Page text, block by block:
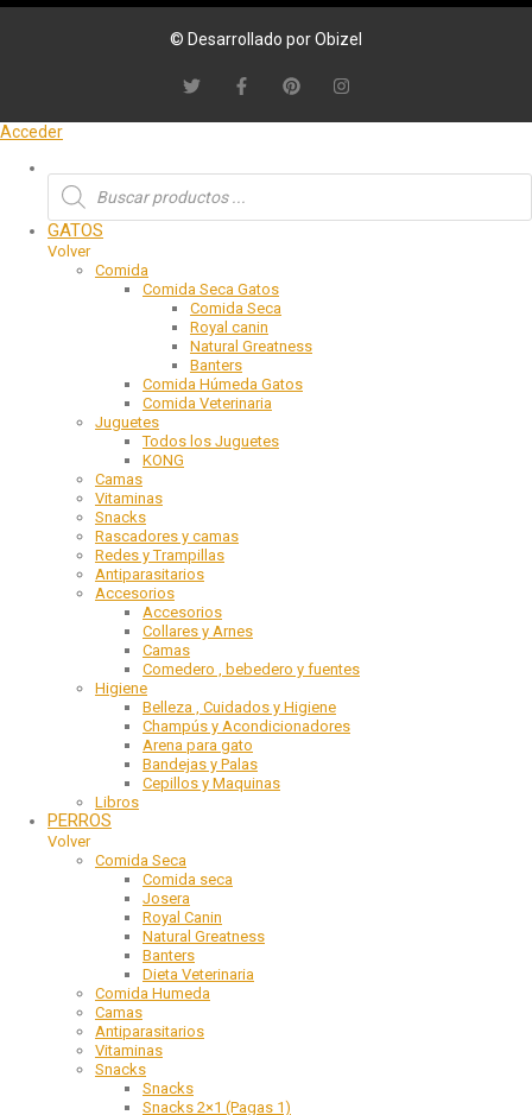
© Desarrollado por Obizel
Acceder
GATOS
Volver
Comida
Comida Seca Gatos
Comida Seca
Royal canin
Natural Greatness
Banters
Comida Húmeda Gatos
Comida Veterinaria
Juguetes
Todos los Juguetes
KONG
Camas
Vitaminas
Snacks
Rascadores y camas
Redes y Trampillas
Antiparasitarios
Accesorios
Accesorios
Collares y Arnes
Camas
Comedero , bebedero y fuentes
Higiene
Belleza , Cuidados y Higiene
Champús y Acondicionadores
Arena para gato
Bandejas y Palas
Cepillos y Maquinas
Libros
PERROS
Volver
Comida Seca
Comida seca
Josera
Royal Canin
Natural Greatness
Banters
Dieta Veterinaria
Comida Humeda
Camas
Antiparasitarios
Vitaminas
Snacks
Snacks
Snacks 2×1 (Pagas 1)